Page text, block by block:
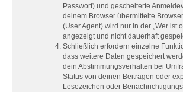
Passwort) und gescheiterte
deinem Browser übermittelte
(User Agent) wird nur in der „Wer ist
angezeigt und nicht dauerhaft
Schließlich erfordern einzelne
dass weitere Daten gespeichert
dein Abstimmungsverhalten bei
Status von deinen Beiträgen oder
Lesezeichen oder